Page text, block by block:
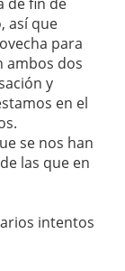
así que
para
ambos dos
y
en el
se nos han
las que en
intentos